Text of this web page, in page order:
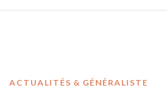
ACTUALITÉS & GÉNÉRALISTE